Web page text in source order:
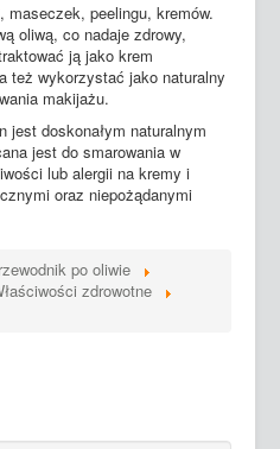
peelingu, kremów.
oliwą, co nadaje zdrowy,
ją jako krem
też wykorzystać jako naturalny
makijażu.
jest doskonałym naturalnym
jest do smarowania w
lub alergii na kremy i
oraz niepożądanymi
po oliwie
zdrowotne